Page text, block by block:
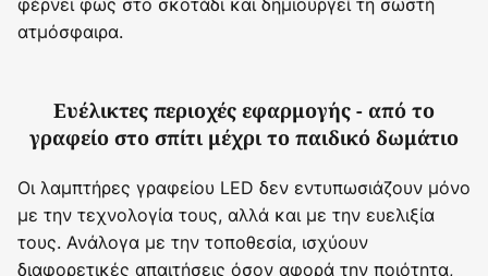
ατμόσφαιρα.
Ευέλικτες περιοχές εφαρμογής - από το
γραφείο στο σπίτι μέχρι το παιδικό δωμάτιο
Οι λαμπτήρες γραφείου LED δεν εντυπωσιάζουν μόνο
με την τεχνολογία τους, αλλά και με την ευελιξία
τους. Ανάλογα με την τοποθεσία, ισχύουν
διαφορετικές απαιτήσεις όσον αφορά την ποιότητα,